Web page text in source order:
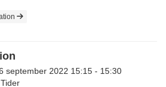
september 2022 15:15 - 15:30